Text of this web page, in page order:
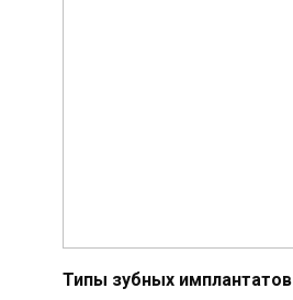
Типы зубных имплантатов